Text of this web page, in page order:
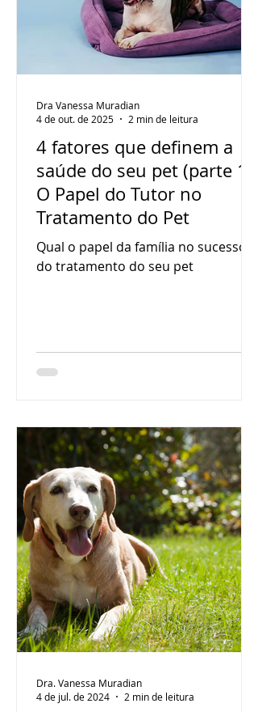
4 fatores que definem a
saúde do seu pet (parte 1):
O Papel do Tutor no
Tratamento do Pet
Qual o papel da família no sucesso
do tratamento do seu pet
Dra Vanessa Muradian
4 de out. de 2025
2 min de leitura
Dra. Vanessa Muradian
4 de jul. de 2024
2 min de leitura